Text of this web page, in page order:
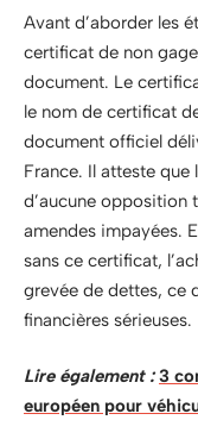
Avant d’aborder les
certificat de non
document. Le
le nom de certificat
document officiel
France. Il atteste que
d’aucune opposition
amendes impayées.
sans ce certificat,
grevée de dettes, ce
financières sérieuses.
Lire également : 3
européen pour